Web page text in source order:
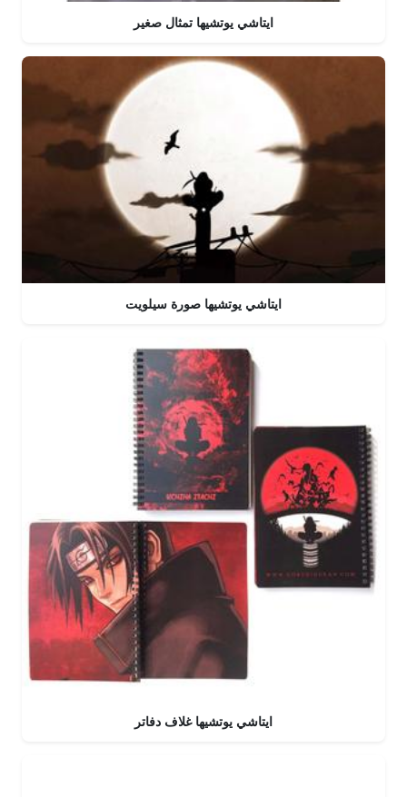
ايتاشي يوتشيها تمثال صغير
ايتاشي يوتشيها صورة سيلويت
ايتاشي يوتشيها غلاف دفاتر